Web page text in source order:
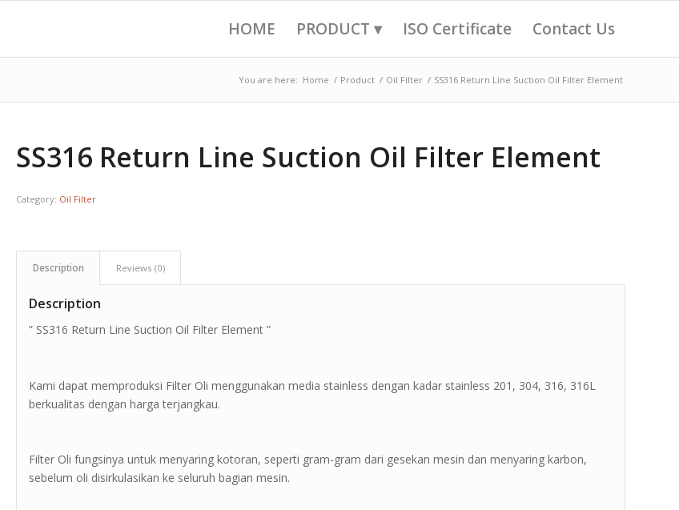
HOME PRODUCT ▾ ISO Certificate Contact Us
You are here: Home / Product / Oil Filter / SS316 Return Line Suction Oil Filter Element
SS316 Return Line Suction Oil Filter Element
Category: Oil Filter
Description Reviews (0)
Description
” SS316 Return Line Suction Oil Filter Element ”
Kami dapat memproduksi Filter Oli menggunakan media stainless dengan kadar stainless 201, 304, 316, 316L
berkualitas dengan harga terjangkau.
Filter Oli fungsinya untuk menyaring kotoran, seperti gram-gram dari gesekan mesin dan menyaring karbon,
sebelum oli disirkulasikan ke seluruh bagian mesin.